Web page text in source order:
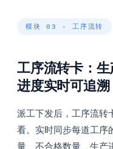
模块 03 · 工序流转
工序流转卡：生
进度实时可追溯
派工下发后，工序流转
看。实时同步每道工序
量、不合格数量、生产